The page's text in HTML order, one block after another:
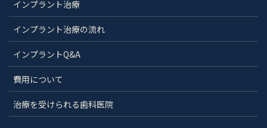
インプラント治療
インプラント治療の流れ
インプラントQ&A
費用について
治療を受けられる歯科医院